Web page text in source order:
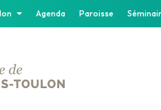
Agenda Paroisse